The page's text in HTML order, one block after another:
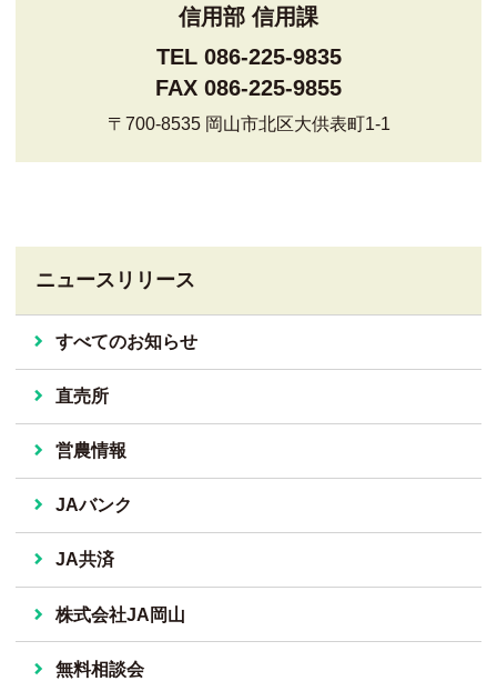
信用部 信用課
TEL 086-225-9835
FAX 086-225-9855
〒700-8535 岡山市北区大供表町1-1
ニュースリリース
すべてのお知らせ
直売所
営農情報
JAバンク
JA共済
株式会社JA岡山
無料相談会